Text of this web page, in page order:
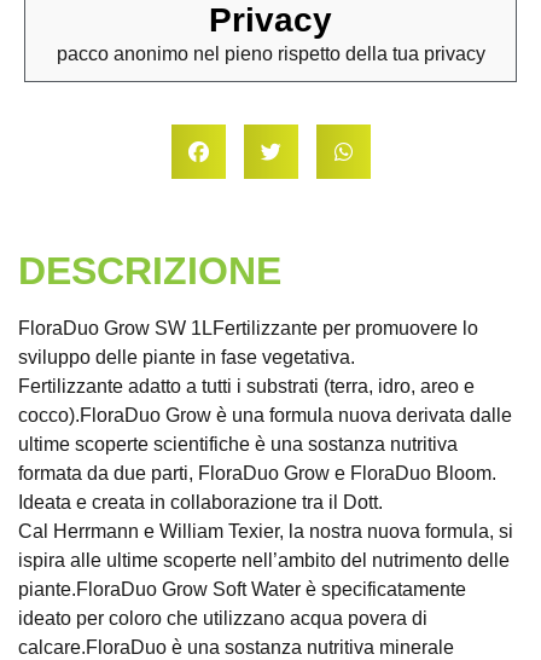
Privacy
pacco anonimo nel pieno rispetto della tua privacy
DESCRIZIONE
FloraDuo Grow SW 1LFertilizzante per promuovere lo
sviluppo delle piante in fase vegetativa.
Fertilizzante adatto a tutti i substrati (terra, idro, areo e
cocco).FloraDuo Grow è una formula nuova derivata dalle
ultime scoperte scientifiche è una sostanza nutritiva
formata da due parti, FloraDuo Grow e FloraDuo Bloom.
Ideata e creata in collaborazione tra il Dott.
Cal Herrmann e William Texier, la nostra nuova formula, si
ispira alle ultime scoperte nell’ambito del nutrimento delle
piante.FloraDuo Grow Soft Water è specificatamente
ideato per coloro che utilizzano acqua povera di
calcare.FloraDuo è una sostanza nutritiva minerale